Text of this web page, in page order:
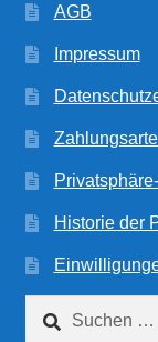
AGB
Impressum
Historie der
nach: